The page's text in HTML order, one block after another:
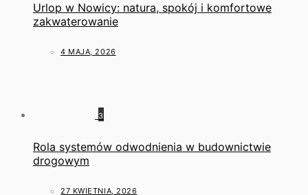
Urlop w Nowicy: natura, spokój i komfortowe
zakwaterowanie
4 MAJA, 2026
3
Rola systemów odwodnienia w budownictwie
drogowym
27 KWIETNIA, 2026